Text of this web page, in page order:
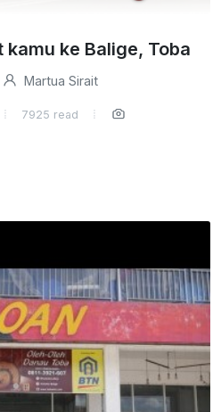
ke Balige, Toba
Martua Sirait
7925 read